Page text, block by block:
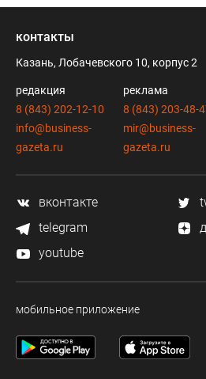
контакты
Казань, Лобачевского 10, корпус 2
редакция
8 (843) 202-12-10
info@business-
gazeta.ru
реклама
8 (843) 203-48-
mir@business-
gazeta.ru
вконтакте
telegram
youtube
мобильное приложение